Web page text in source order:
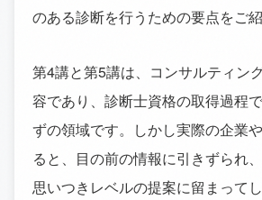
のある診断を行うための要点をご紹
第4講と第5講は、コンサルティン
容であり、診断士資格の取得過程
ずの領域です。しかし実際の企業
ると、目の前の情報に引きずられ
思いつきレベルの提案に留まってし